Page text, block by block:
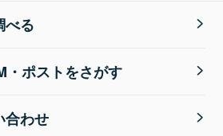
べる
・ポストをさがす
合わせ